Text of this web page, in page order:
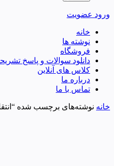
ورود عضویت
خانه
نوشته ها
فروشگاه
دانلود سوالات و پاسخ
کلاس های آنلاین
درباره ما
تماس با ما
خانه نوشته‌های برچسب شده